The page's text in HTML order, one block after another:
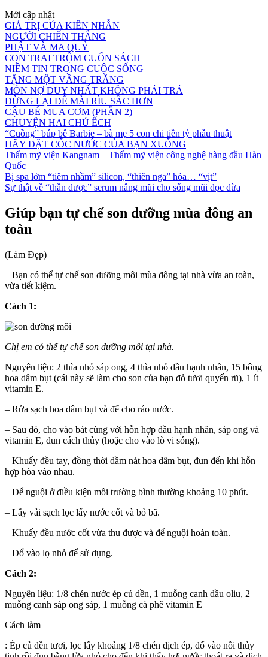
Mới cập nhật
GIÁ TRỊ CỦA KIÊN NHẪN
NGƯỜI CHIẾN THẮNG
PHẬT VÀ MA QUỶ
CON TRAI TRỘM CUỐN SÁCH
NIỀM TIN TRONG CUỘC SỐNG
TẶNG MỘT VẦNG TRĂNG
MÓN NỢ DUY NHẤT KHÔNG PHẢI TRẢ
DỪNG LẠI ĐỂ MÀI RÌU SẮC HƠN
CẬU BÉ MUA CƠM (PHẦN 2)
CHUYỆN HAI CHÚ ẾCH
“Cuồng” búp bê Barbie – bà mẹ 5 con chi tiền tỷ phẫu thuật
HÃY ĐẶT CỐC NƯỚC CỦA BẠN XUỐNG
Thẩm mỹ viện Kangnam – Thẩm mỹ viện công nghệ hàng đầu Hàn
Quốc
Bị spa lởm “tiêm nhầm” silicon, “thiên nga” hóa… “vịt”
Sự thật về “thần dược” serum nâng mũi cho sống mũi dọc dừa
Giúp bạn tự chế son dưỡng mùa đông an
toàn
(Làm Đẹp)
– Bạn có thể tự chế son dưỡng môi mùa đông tại nhà vừa an toàn,
vừa tiết kiệm.
Cách 1:
Chị em có thể tự chế son dưỡng môi tại nhà.
Nguyên liệu: 2 thìa nhỏ sáp ong, 4 thìa nhỏ dầu hạnh nhân, 15 bông
hoa dâm bụt (cái này sẽ làm cho son của bạn đỏ tươi quyến rũ), 1 ít
vitamin E.​
– Rửa sạch hoa dâm bụt và để cho ráo nước.
– Sau đó, cho vào bát cùng với hỗn hợp dầu hạnh nhân, sáp ong và
vitamin E, đun cách thủy (hoặc cho vào lò vi sóng).
– Khuấy đều tay, đồng thời dầm nát hoa dâm bụt, đun đến khi hỗn
hợp hòa vào nhau.
– Để nguội ở điều kiện môi trường bình thường khoảng 10 phút.
– Lấy vải sạch lọc lấy nước cốt và bỏ bã.
– Khuấy đều nước cốt vừa thu được và để nguội hoàn toàn.
– Đổ vào lọ nhỏ để sử dụng.
Cách 2:
Nguyên liệu: 1/8 chén nước ép củ dền, 1 muỗng canh dầu oliu, 2
muỗng canh sáp ong sáp, 1 muỗng cà phê vitamin E
Cách làm
: Ép củ dền tươi, lọc lấy khoảng 1/8 chén dịch ép, đổ vào nồi thủy